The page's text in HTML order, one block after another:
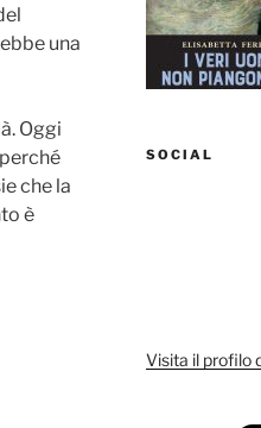
una
Oggi
che la
è
SOCIAL
Visita il profilo